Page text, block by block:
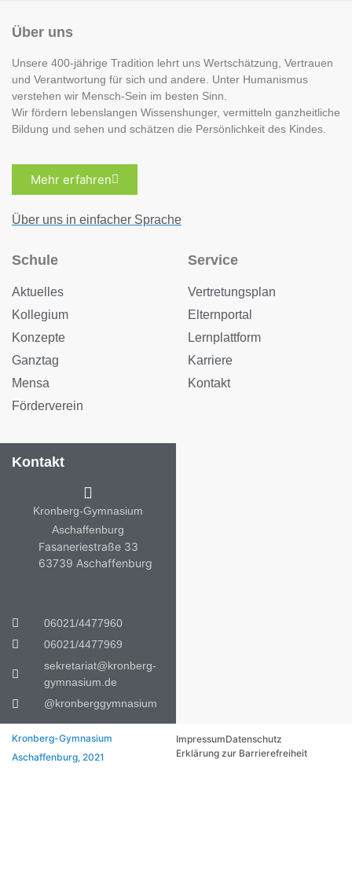
Über uns
Unsere 400-jährige Tradition lehrt uns Wertschätzung, Vertrauen
und Verantwortung für sich und andere. Unter Humanismus
verstehen wir Mensch-Sein im besten Sinn.
Wir fördern lebenslangen Wissenshunger, vermitteln ganzheitliche
Bildung und sehen und schätzen die Persönlichkeit des Kindes.
Mehr erfahren
Über uns in einfacher Sprache
Schule
Aktuelles
Kollegium
Konzepte
Ganztag
Mensa
Förderverein
Service
Vertretungsplan
Elternportal
Lernplattform
Karriere
Kontakt
Kontakt
Kronberg-Gymnasium
Aschaffenburg
Fasaneriestraße 33
63739 Aschaffenburg
06021/4477960
06021/4477969
sekretariat@kronberg-
gymnasium.de
@kronberggymnasium
Kronberg-Gymnasium
Aschaffenburg, 2021
ImpressumDatenschutz
Erklärung zur Barrierefreiheit